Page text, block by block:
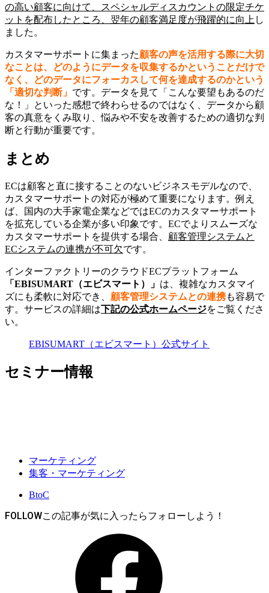
の高い顧客に向けて、スペシャルディスカウントの限定チケ
ットを配布したところ、翌年の顧客満足度が飛躍的に向上 し
ました。
カスタマーサポートに集まった顧客の声を活用する際に大切
なことは、どのようにデータを収集するかということだけで
なく、どのデータにフォーカスして何を達成するのかという
「適切な判断」 です。データを見て「こんな要望もあるのだ
な！」といった感想で終わらせるのではなく、データから顧
客の真意をくみ取り、悩みや不安を改善するための適切な判
断と行動が重要です。
まとめ
ECは顧客と直に接することのないビジネスモデルなので、
カスタマーサポートの対応が極めて重要になります。例え
ば、国内の大手家電企業などではECのカスタマーサポート
を拡充している企業が多い印象です。ECでよりスムーズな
カスタマーサポートを提供する場合、 顧客管理システムと
ECシステムの連携が不可欠です。
インターファクトリーのクラウドECプラットフォーム
「EBISUMART（エビスマート）」 は、複雑なカスタマイ
ズにも柔軟に対応でき、 顧客管理システムとの連携も容易で
す。サービスの詳細は下記の公式ホームページをご覧くださ
い。
EBISUMART（エビスマート）公式サイト
セミナー情報
マーケティング
集客・マーケティング
BtoC
FOLLOW